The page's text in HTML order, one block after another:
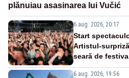
plănuiau asasinarea lui Vučić
6 aug. 2026, 20:17
Start
Artistul-
seară de
6 aug. 2026, 19:56